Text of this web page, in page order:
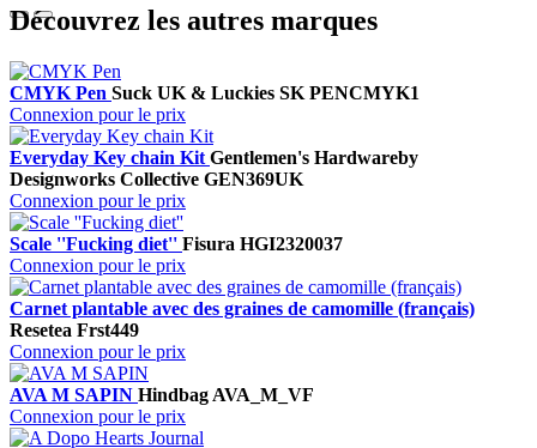
Découvrez les autres marques
CMYK Pen Suck UK & Luckies SK PENCMYK1
Connexion pour le prix
Everyday Key chain Kit Gentlemen's Hardwareby
Designworks Collective GEN369UK
Connexion pour le prix
Scale ''Fucking diet'' Fisura HGI2320037
Connexion pour le prix
Carnet plantable avec des graines de camomille (français)
Resetea Frst449
Connexion pour le prix
AVA M SAPIN Hindbag AVA_M_VF
Connexion pour le prix